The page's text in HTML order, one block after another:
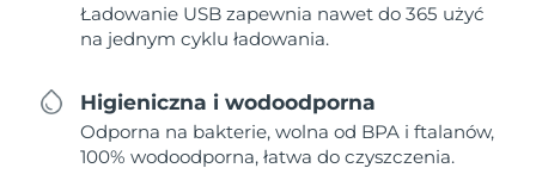
Ładowanie USB zapewnia nawet do 365 użyć
na jednym cyklu ładowania.
Higieniczna i wodoodporna
Odporna na bakterie, wolna od BPA i ftalanów,
100% wodoodporna, łatwa do czyszczenia.